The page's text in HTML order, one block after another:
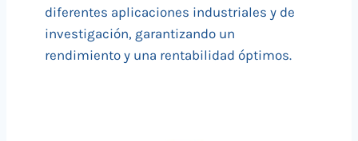
diferentes aplicaciones industriales y de
investigación, garantizando un
rendimiento y una rentabilidad óptimos.